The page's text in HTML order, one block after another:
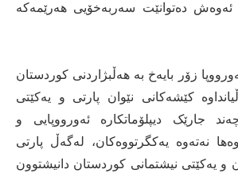
لە 2023دا، ئەوەش دەتوانێت سەربەخۆیی هەرێمەکە
زۆر بایەخ بە هەڵبژاردنی کوردستان
کێشەکانی نێوان پارتی و یەکێتی
جارێک دیپلۆماتکارە ئەورووپایی و
نەتەوە یەکگرتووەکان، لەگەڵ پارتی
و یەکێتی نیشتمانی کوردستان دانیشتوون